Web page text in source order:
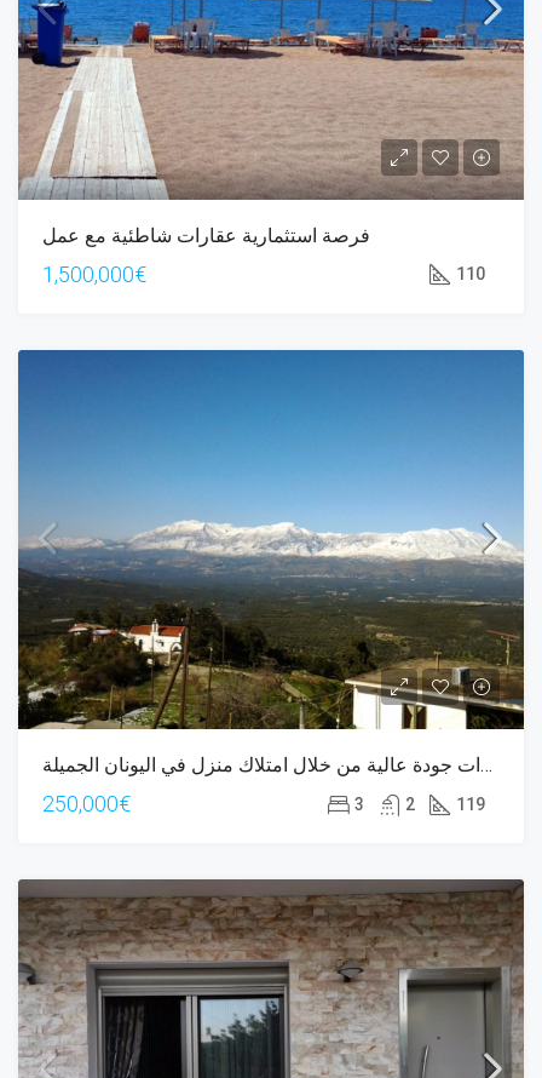
فرصة استثمارية عقارات شاطئية مع عمل
1,500,000€ 110
عش حياة ذات جودة عالية من خلال امتلاك منزل في اليونان الجميلة.
250,000€ 3 2 119